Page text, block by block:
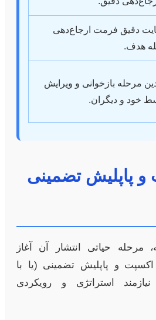
دقیق فرمت ارجاع‌دهی
هدف.
مرحله بازخوانی و ویرایش
خود و دیگران.
و پاپلیش تضمینی
مرحله حیاتی انتشار آن آغاز
و پاپلیش تضمینی (یا با
نیازمند استراتژی و رویکردی